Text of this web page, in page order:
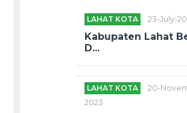
LAHAT KOTA 23-July-
Kabupaten Lahat
D...
LAHAT KOTA
20-
2023